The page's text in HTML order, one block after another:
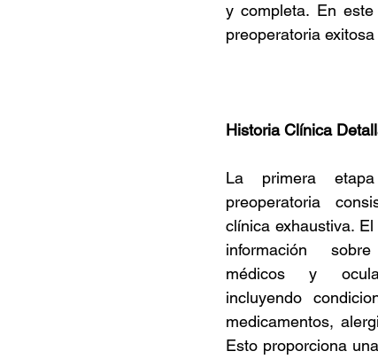
y completa. En
preoperatoria
Historia Clínica
La primera
preoperatoria
clínica exhaustiva.
información
médicos y
incluyendo
medicamentos,
Esto proporciona